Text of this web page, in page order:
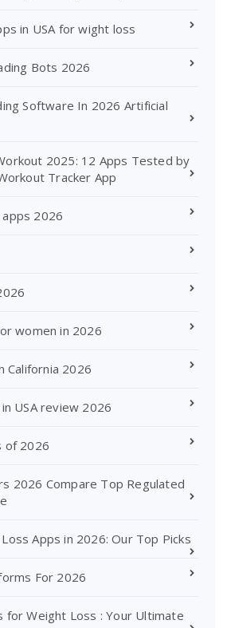
in USA for wight loss
Bots 2026
Software In 2026 Artificial
2025: 12 Apps Tested by
Tracker App
2026
women in 2026
California 2026
USA review 2026
of 2026
2026 Compare Top Regulated
Apps in 2026: Our Top Picks
For 2026
for Weight Loss : Your Ultimate